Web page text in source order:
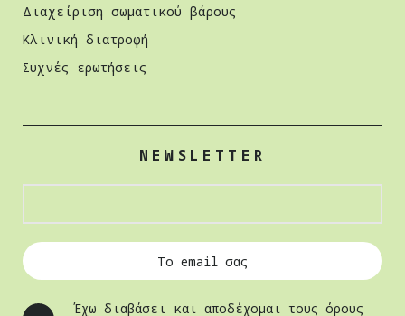
Διαχείριση σωµατικού βάρους
Κλινική διατροφή
Συχνές ερωτήσεις
NEWSLETTER
Έχω διαβάσει και αποδέχομαι τους όρους